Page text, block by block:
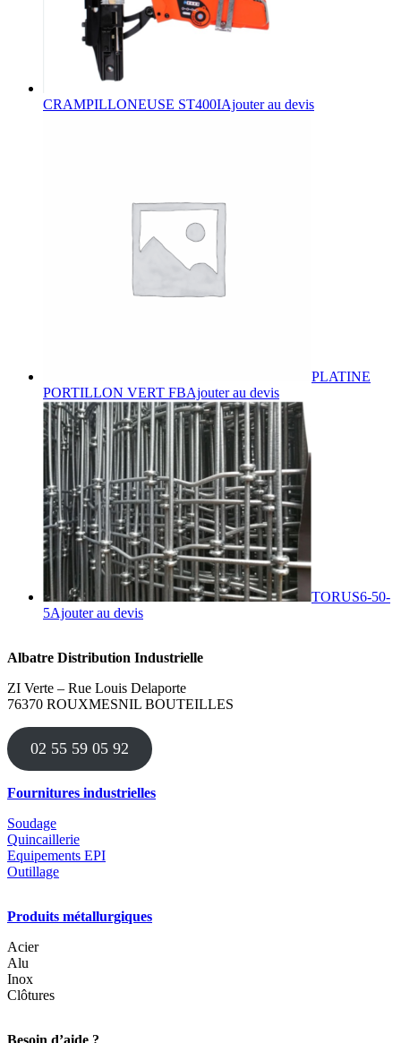
CRAMPILLONEUSE ST400IAjouter au devis
PLATINE
PORTILLON VERT FBAjouter au devis
TORUS6-50-
5Ajouter au devis
Albatre Distribution Industrielle
ZI Verte – Rue Louis Delaporte
76370 ROUXMESNIL BOUTEILLES
02 55 59 05 92
Fournitures industrielles
Soudage
Quincaillerie
Equipements EPI
Outillage
Produits métallurgiques
Acier
Alu
Inox
Clôtures
Besoin d’aide ?